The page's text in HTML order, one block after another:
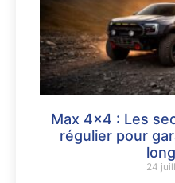
Max 4×4 : Les
régulier pour
24